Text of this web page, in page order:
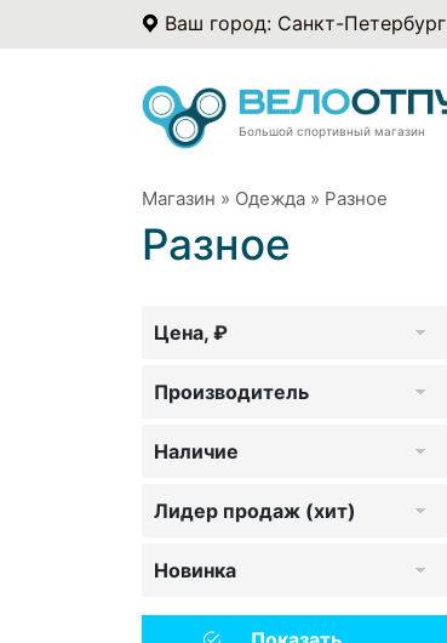
Ваш город: Санкт-Петербург
Большой спортивный магазин
Магазин » Одежда » Разное
Разное
Цена, ₽
Производитель
Наличие
Лидер продаж (хит)
Новинка